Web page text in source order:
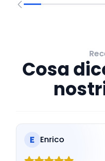
Cosa
E Enrico